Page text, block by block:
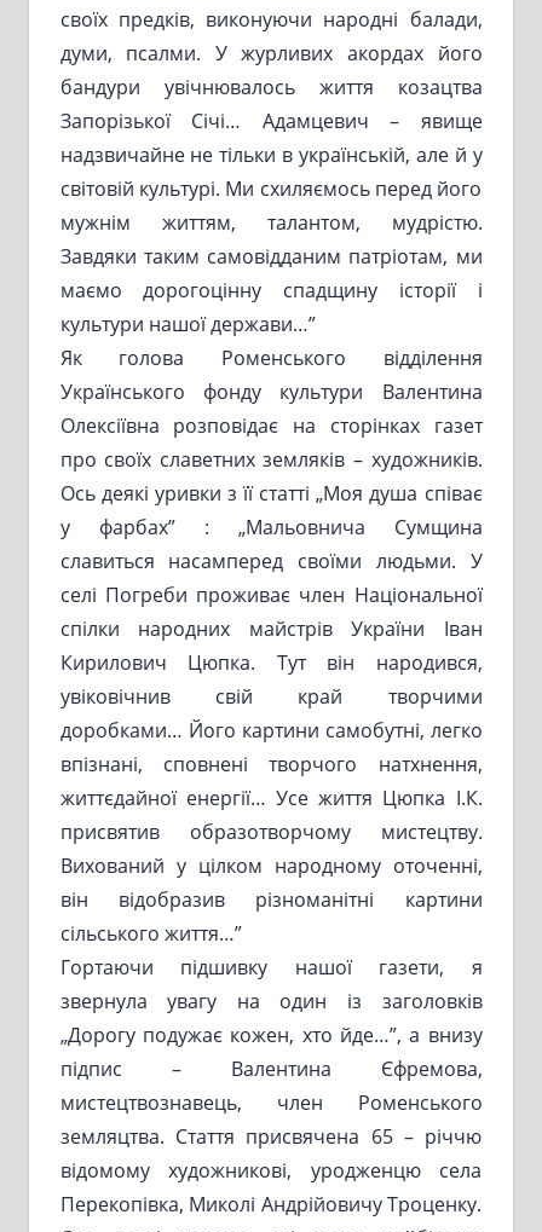
своїх предків, виконуючи народні балади,
думи, псалми. У журливих акордах його
бандури увічнювалось життя козацтва
Запорізької Січі… Адамцевич – явище
надзвичайне не тільки в українській, але й у
світовій культурі. Ми схиляємось перед його
мужнім життям, талантом, мудрістю.
Завдяки таким самовідданим патріотам, ми
маємо дорогоцінну спадщину історії і
культури нашої держави…”
Як голова Роменського відділення
Українського фонду культури Валентина
Олексіївна розповідає на сторінках газет
про своїх славетних земляків – художників.
Ось деякі уривки з її статті „Моя душа співає
у фарбах” : „Мальовнича Сумщина
славиться насамперед своїми людьми. У
селі Погреби проживає член Національної
спілки народних майстрів України Іван
Кирилович Цюпка. Тут він народився,
увіковічнив свій край творчими
доробками… Його картини самобутні, легко
впізнані, сповнені творчого натхнення,
життєдайної енергії… Усе життя Цюпка І.К.
присвятив образотворчому мистецтву.
Вихований у цілком народному оточенні,
він відобразив різноманітні картини
сільського життя…”
Гортаючи підшивку нашої газети, я
звернула увагу на один із заголовків
„Дорогу подужає кожен, хто йде…”, а внизу
підпис – Валентина Єфремова,
мистецтвознавець, член Роменського
земляцтва. Стаття присвячена 65 – річчю
відомому художникові, уродженцю села
Перекопівка, Миколі Андрійовичу Троценку.